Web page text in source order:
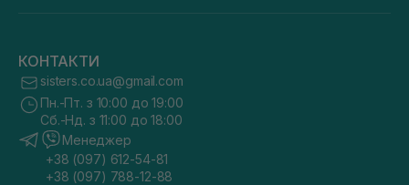
КОНТАКТИ
sisters.co.ua@gmail.com
Пн.-Пт. з 10:00 до 19:00
Сб.-Нд. з 11:00 до 18:00
Менеджер
+38 (097) 612-54-81
+38 (097) 788-12-88